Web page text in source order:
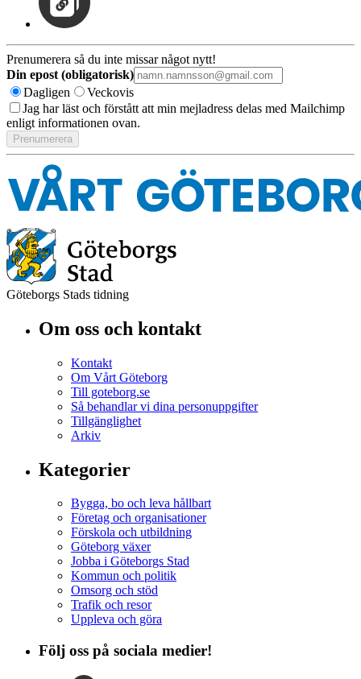
Prenumerera så du inte missar något nytt!
Din epost (obligatorisk)
Dagligen
Veckovis
Jag har läst och förstått att min mejladress delas med Mailchimp
enligt informationen ovan.
Göteborgs Stads tidning
Om oss och kontakt
Kontakt
Om Vårt Göteborg
Till goteborg.se
Så behandlar vi dina personuppgifter
Tillgänglighet
Arkiv
Kategorier
Bygga, bo och leva hållbart
Företag och organisationer
Förskola och utbildning
Göteborg växer
Jobba i Göteborgs Stad
Kommun och politik
Omsorg och stöd
Trafik och resor
Uppleva och göra
Följ oss på sociala medier!